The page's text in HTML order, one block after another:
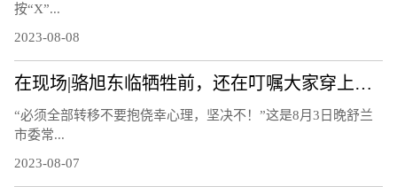
按“X”...
2023-08-08
在现场|骆旭东临牺牲前，还在叮嘱大家穿上救生衣
“必须全部转移不要抱侥幸心理，坚决不！”这是8月3日晚舒兰
市委常...
2023-08-07